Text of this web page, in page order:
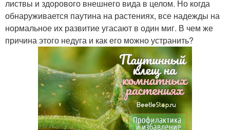
листвы и здорового внешнего вида в целом. Но когда
обнаруживается паутина на растениях, все надежды на
нормальное их развитие угасают в один миг. В чем же
причина этого недуга и как его можно устранить?